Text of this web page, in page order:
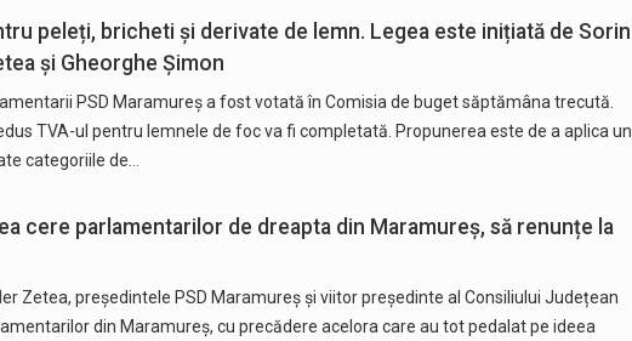
peleți, bricheti și derivate de lemn. Legea este inițiată de Sorin
și Gheorghe Șimon
PSD Maramureș a fost votată în Comisia de buget săptămâna trecută.
TVA-ul pentru lemnele de foc va fi completată. Propunerea este de a aplica un
categoriile de…
cere parlamentarilor de dreapta din Maramureș, să renunțe la
Zetea, președintele PSD Maramureș și viitor președinte al Consiliului Județean
din Maramureș, cu precădere acelora care au tot pedalat pe ideea